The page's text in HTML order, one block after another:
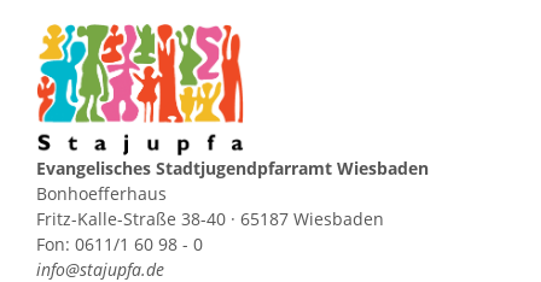
Evangelisches Stadtjugendpfarramt Wiesbaden
Bonhoefferhaus
Fritz-Kalle-Straße 38-40 · 65187 Wiesbaden
Fon: 0611/1 60 98 - 0
info@stajupfa.de